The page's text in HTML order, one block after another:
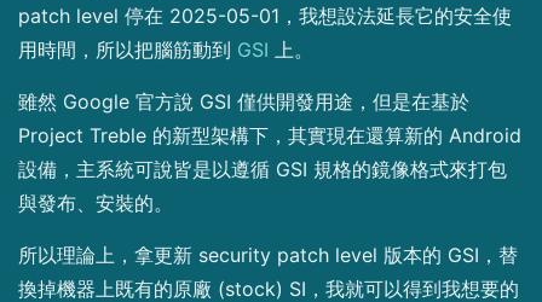
patch level 停在 2025-05-01，我想設法延長它的安全使
用時間，所以把腦筋動到 GSI 上。
雖然 Google 官方說 GSI 僅供開發用途，但是在基於
Project Treble 的新型架構下，其實現在還算新的 Android
設備，主系統可說皆是以遵循 GSI 規格的鏡像格式來打包
與發布、安裝的。
所以理論上，拿更新 security patch level 版本的 GSI，替
換掉機器上既有的原廠 (stock) SI，我就可以得到我想要的